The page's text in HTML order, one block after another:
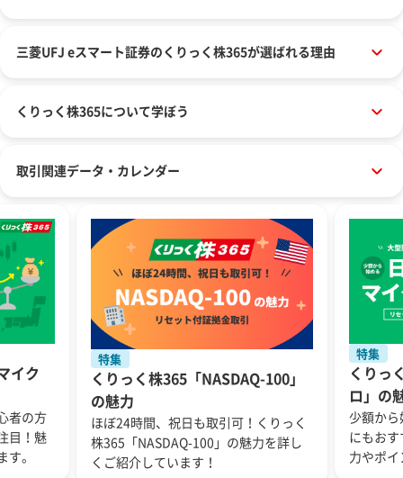
三菱UFJ eスマート証券の くりっく株365が選ばれる理由
くりっく株365について学ぼう
取引関連データ・カレンダー
イク
者の方
目！魅
す。
特集
くりっく株365「NASDAQ-100」
の魅力
ほぼ24時間、祝日も取引可！くりっく
株365「NASDAQ-100」の魅力を詳し
くご紹介しています！
特集
くりっ
ロ」の
少額から
にもおす
力やポイ